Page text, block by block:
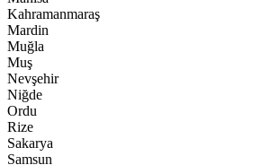
Kahramanmaraş
Mardin
Muğla
Muş
Nevşehir
Niğde
Ordu
Rize
Sakarya
Samsun